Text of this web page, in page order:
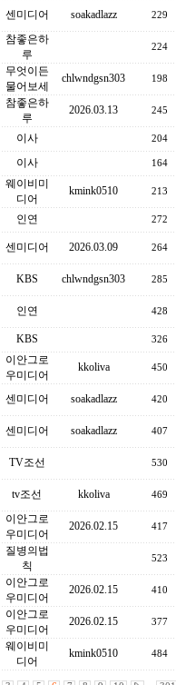
센미디어 soakadlazz 229
참좋은하
루
224
무엇이든
물어보세
chlwndgsn303 198
참좋은하
루
2026.03.13 245
이사 204
이사 164
웨이비미
디어
kmink0510 213
인연 272
센미디어 2026.03.09 264
KBS chlwndgsn303 285
인연 428
KBS 326
이안그로
우미디어
kkoliva 450
센미디어 soakadlazz 420
센미디어 soakadlazz 407
TV조선 530
tv조선 kkoliva 469
이안그로
우미디어
2026.02.15 417
질병의법
칙
523
이안그로
우미디어
2026.02.15 410
이안그로
우미디어
2026.02.15 377
웨이비미
디어
kmink0510 484